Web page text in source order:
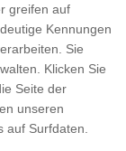
greifen auf
Kennungen
Sie
Klicken Sie
Seite der
unseren
auf Surfdaten.